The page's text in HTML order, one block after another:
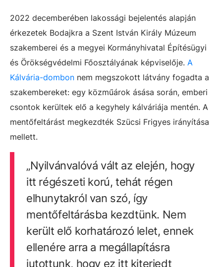
2022 decemberében lakossági bejelentés alapján
érkezetek Bodajkra a Szent István Király Múzeum
szakemberei és a megyei Kormányhivatal Építésügyi
és Örökségvédelmi Főosztályának képviselője. A
Kálvária-dombon nem megszokott látvány fogadta a
szakembereket: egy közműárok ásása során, emberi
csontok kerültek elő a kegyhely kálváriája mentén. A
mentőfeltárást megkezdték Szücsi Frigyes irányítása
mellett.
„Nyilvánvalóvá vált az elején, hogy
itt régészeti korú, tehát régen
elhunytakról van szó, így
mentőfeltárásba kezdtünk. Nem
került elő korhatározó lelet, ennek
ellenére arra a megállapításra
jutottunk, hogy ez itt kiterjedt